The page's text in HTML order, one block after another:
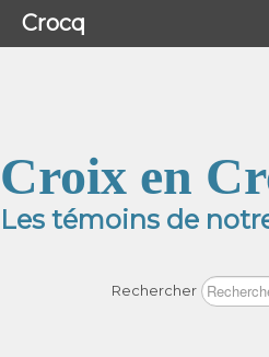
Croix en
Les témoins de
Rechercher
Menu
Crocq